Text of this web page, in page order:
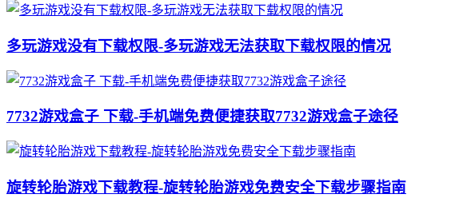
多玩游戏没有下载权限-多玩游戏无法获取下载权限的情况
7732游戏盒子 下载-手机端免费便捷获取7732游戏盒子途径
旋转轮胎游戏下载教程-旋转轮胎游戏免费安全下载步骤指南